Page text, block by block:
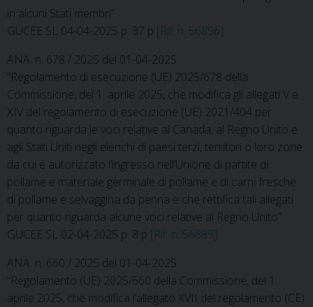
in alcuni Stati membri”
GUCEE SL 04-04-2025 p. 37 p [Rif. n. 56896]
ANA. n. 678 / 2025 del 01-04-2025
“Regolamento di esecuzione (UE) 2025/678 della
Commissione, del 1. aprile 2025, che modifica gli allegati V e
XIV del regolamento di esecuzione (UE) 2021/404 per
quanto riguarda le voci relative al Canada, al Regno Unito e
agli Stati Uniti negli elenchi di paesi terzi, territori o loro zone
da cui è autorizzato l’ingresso nell’Unione di partite di
pollame e materiale germinale di pollame e di carni fresche
di pollame e selvaggina da penna e che rettifica tali allegati
per quanto riguarda alcune voci relative al Regno Unito”
GUCEE SL 02-04-2025 p. 8 p [Rif. n. 56889]
ANA. n. 660 / 2025 del 01-04-2025
“Regolamento (UE) 2025/660 della Commissione, del 1.
aprile 2025, che modifica l’allegato XVII del regolamento (CE)